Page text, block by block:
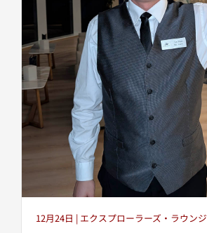
12月24日 | エクスプローラーズ・ラウンジ